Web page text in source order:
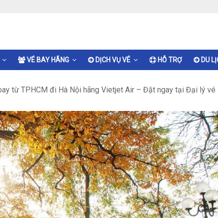
VÉ BAY HÃNG DỊCH VỤ VÉ HỖ TRỢ DU
từ TPHCM đi Hà Nội hãng Vietjet Air – Đặt ngay tại Đại lý vé